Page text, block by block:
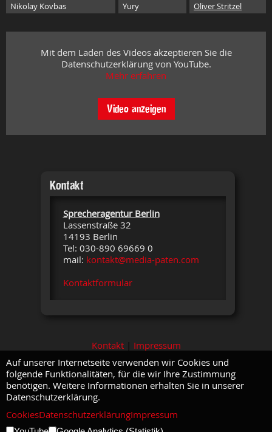
Nikolay Kovbas
Yury Oliver Stritzel
Mit dem Laden des Videos akzeptieren Sie die
Datenschutzerklärung von YouTube.
Mehr erfahren
Video anzeigen
Kontakt
Sprecheragentur Berlin
Lassenstraße 32
14193 Berlin
Tel: 030-890 69669 0
mail: kontakt@media-paten.com
Kontaktformular
Kontakt| Impressum
Auf unserer Internetseite verwenden wir Cookies und
folgende Funktionalitäten, für die wir Ihre Zustimmung
benötigen. Weitere Informationen erhalten Sie in unserer
Datenschutzerklärung.
CookiesDatenschutzerklärungImpressum